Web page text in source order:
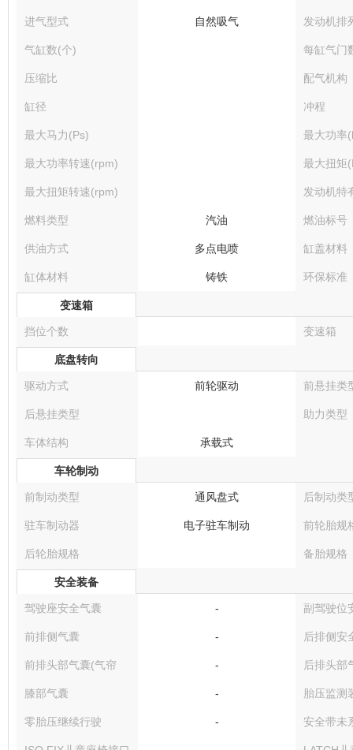
进气型式 自然吸气 发动机排
气缸数(个) 每缸气门
压缩比 配气机构
缸径 冲程
最大马力(Ps) 最大功率
最大功率转速(rpm) 最大扭矩
最大扭矩转速(rpm) 发动机特
燃料类型 汽油 燃油标号
供油方式 多点电喷 缸盖材料
缸体材料 铸铁 环保标准
变速箱
挡位个数 变速箱
底盘转向
驱动方式 前轮驱动 前悬挂类
后悬挂类型 助力类型
车体结构 承载式
车轮制动
前制动类型 通风盘式 后制动类
驻车制动器 电子驻车制动 前轮胎规
后轮胎规格 备胎规格
安全装备
驾驶座安全气囊 - 副驾驶位
前排侧气囊 - 后排侧安
前排头部气囊(气帘 - 后排头部
膝部气囊 - 胎压监测
零胎压继续行驶 - 安全带未